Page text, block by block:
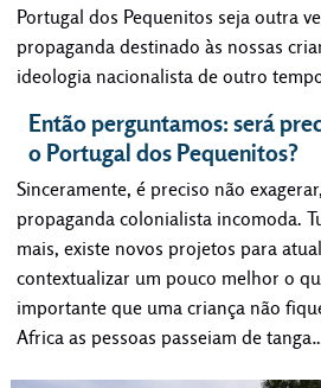
Portugal dos Pequenitos seja outra
propaganda destinado às nossas
ideologia nacionalista de outro
Então perguntamos: será
o Portugal dos Pequenitos?
Sinceramente, é preciso não
propaganda colonialista incomoda.
mais, existe novos projetos para
contextualizar um pouco melhor o
importante que uma criança não
Africa as pessoas passeiam de